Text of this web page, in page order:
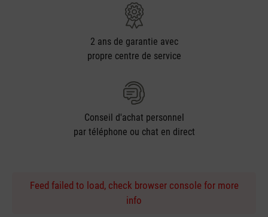
2 ans de garantie avec
propre centre de service
Conseil d'achat personnel
par téléphone ou chat en direct
Feed failed to load, check browser console for more
info